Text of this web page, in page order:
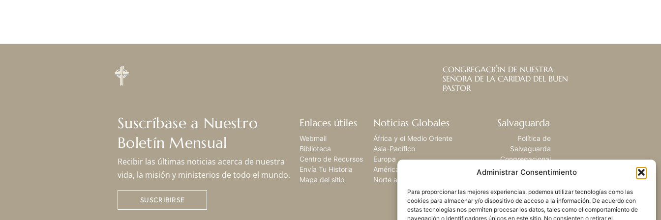
Administrar Consentimiento
Para proporcionar las mejores experiencias, podemos utilizar tecnologías como las
cookies para almacenar y/o dispositivo de acceso a la información. De acuerdo con
estas tecnologías nos permiten procesar los datos, tales como el comportamiento de
navegación o Identificadores únicos en este sitio. No consienten o retirar el
CONGREGACIÓN DE NUESTRA
SEÑORA DE LA CARIDAD DEL BUEN
PASTOR
Suscríbase a Nuestro
Boletín Mensual
Recibir las últimas noticias acerca de nuestra
vida, la misión y ministerios de todo el mundo.
SUSCRIBIRSE
Enlaces útiles
Webmail
Biblioteca
Centro de Recursos
Envía Tu Historia
Mapa del sitio
Noticias Globales
África y el Medio Oriente
Asia-Pacífico
Europa
América Latina,
Norte américa
Salvaguarda
Política de
Salvaguarda
Congregacional